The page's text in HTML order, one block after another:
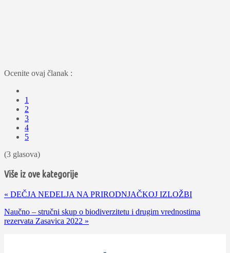
Ocenite ovaj članak :
1
2
3
4
5
(3 glasova)
Više iz ove kategorije
« DEČJA NEDELJA NA PRIRODNJAČKOJ IZLOŽBI
Naučno – stručni skup o biodiverzitetu i drugim vrednostima
rezervata Zasavica 2022 »